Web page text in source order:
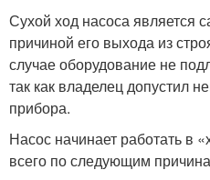
Сухой ход насоса является
причиной его выхода из
случае оборудование не
так как владелец допустил
прибора.
Насос начинает работать в
всего по следующим